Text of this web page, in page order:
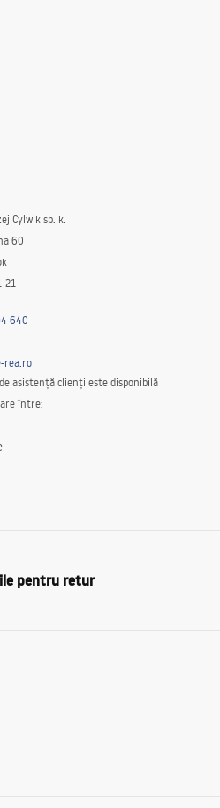
Cylwik sp. k.
60
21
640
rea.ro
asistență clienți este disponibilă
între:
pentru retur